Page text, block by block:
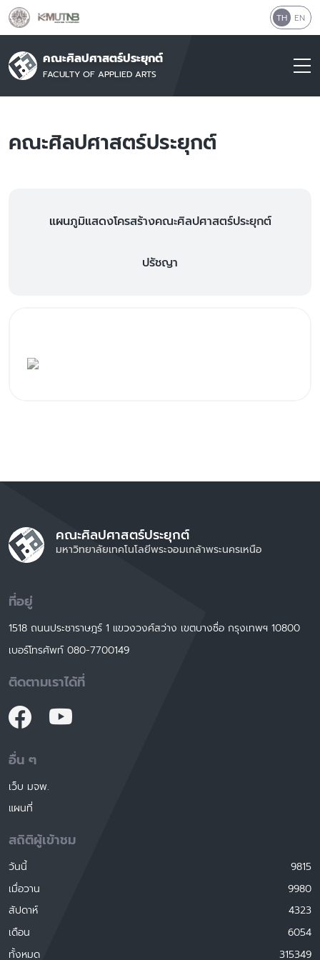
TH EN
คณะศิลปศาสตร์ประยุกต์
FACULTY OF APPLIED ARTS
คณะศิลปศาสตร์ประยุกต์
แผนภูมิแสดงโครสร้างคณะศิลปศาสตร์ประยุกต์
ปรัชญา
คณะศิลปศาสตร์ประยุกต์
มหาวิทยาลัยเทคโนโลยีพระจอมเกล้าพระนครเหนือ
ที่อยู่
1518 ถนนประชาราษฎร์ 1 แขวงวงศ์สว่าง เขตบางซื่อ กรุงเทพฯ 10800
เบอร์โทรศัพท์ 080-7700149
ติดตามเราได้ที่
อื่น ๆ
เว็บ มจพ.
แผนที่
สถิติผู้เข้าชม
วันนี้
9815
เมื่อวาน
9980
สัปดาห์
4323
เดือน
6054
ทั้งหมด
315349